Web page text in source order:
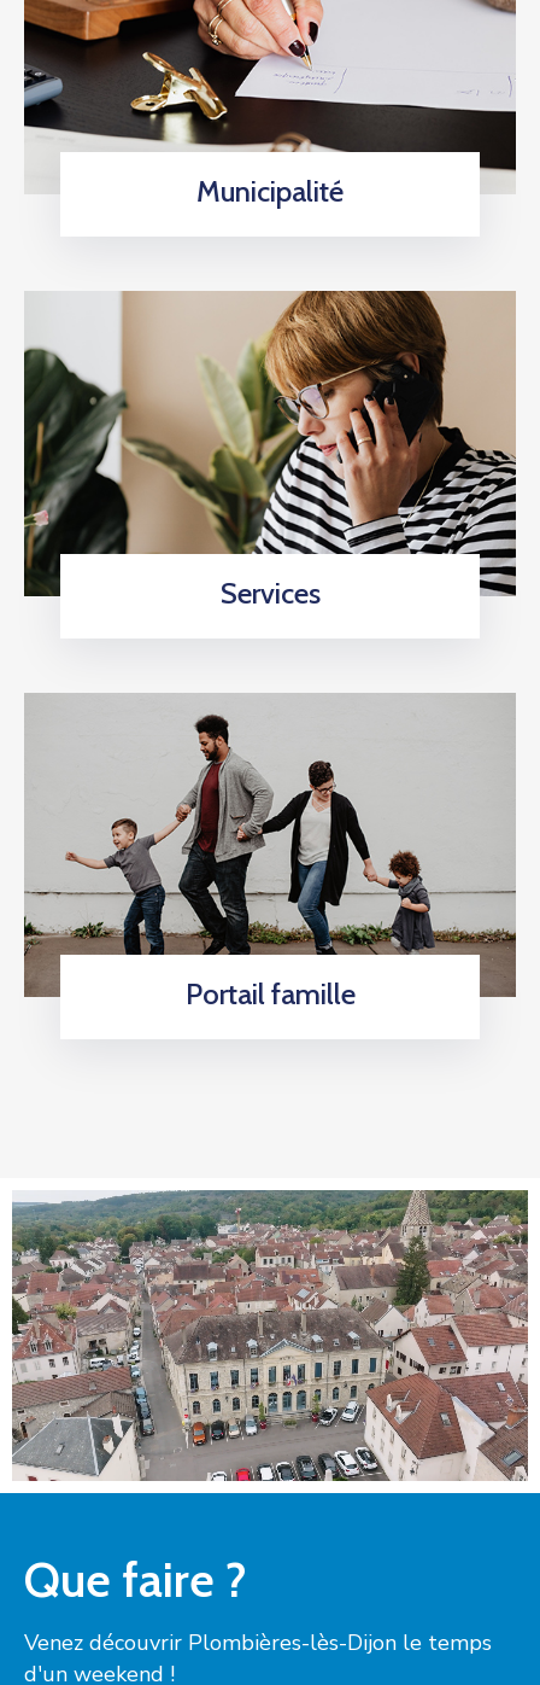
Municipalité
Services
Portail famille
Que faire ?
Venez découvrir Plombières-lès-Dijon le temps
d'un weekend !